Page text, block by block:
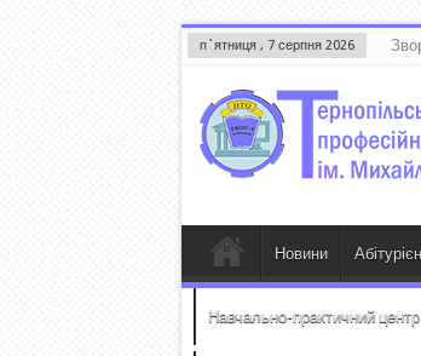
п`ятниця , 7 серпня 2026
Новини
Навчально-практичний